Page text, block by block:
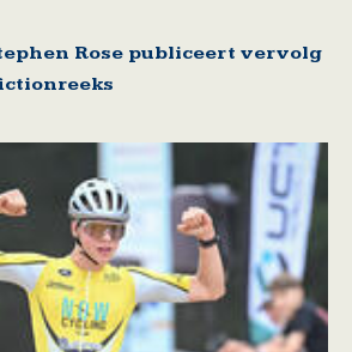
Rose publiceert vervolg